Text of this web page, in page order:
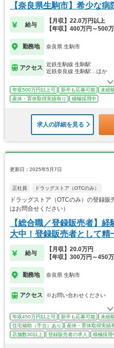
【奈良県生駒市】希少な病
給与
【月収】22.0万円以上
【年収】400万円～500
勤務地 奈良県 生駒市
アクセス
近鉄生駒線 生駒駅
近鉄奈良線 生駒駅…ほか
年収500万円以上可 新卒も応募可能 未経
産休・育休取得実績有り
積極採用中
求人の詳細を見る
更新日：2025年5月7日
正社員 ドラッグストア（OTCのみ）
ドラッグストア（OTCのみ）の登録
はお問合せください）
【総合職／登録販売者】
大中！登録販売者として精
給与
【月収】20.0万円
【年収】300万円～450
勤務地 奈良県 生駒市
アクセス ※お問い合わせください
年収450万円以上可 新卒も応募可能 未経
住宅補助（手当）あり
産休・育休取得実績
店舗数30以上
登録販売者の求人 積極採用